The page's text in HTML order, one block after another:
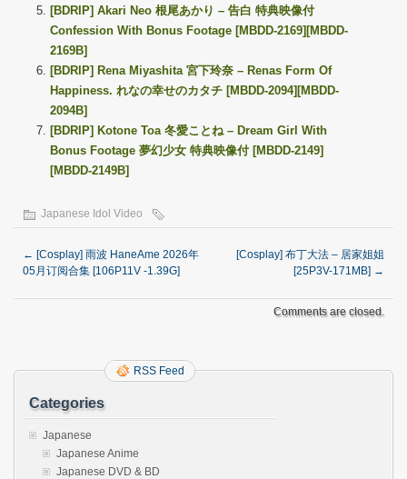
[BDRIP] Akari Neo 根尾あかり – 告白 特典映像付
Confession With Bonus Footage [MBDD-2169][MBDD-
2169B]
[BDRIP] Rena Miyashita 宮下玲奈 – Renas Form Of
Happiness. れなの幸せのカタチ [MBDD-2094][MBDD-
2094B]
[BDRIP] Kotone Toa 冬愛ことね – Dream Girl With
Bonus Footage 夢幻少女 特典映像付 [MBDD-2149]
[MBDD-2149B]
Japanese Idol Video
← [Cosplay] 雨波 HaneAme 2026年
05月订阅合集 [106P11V -1.39G]
[Cosplay] 布丁大法 – 居家姐姐
[25P3V-171MB] →
Comments are closed.
RSS Feed
Categories
Japanese
Japanese Anime
Japanese DVD & BD